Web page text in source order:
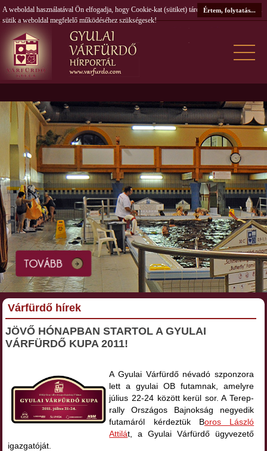
A weboldal használatával Ön elfogadja, hogy Cookie-kat (sütiket) tároljunk számítógépén. A
sütik a weboldal megfelelő működéséhez szükségesek!
Értem, folytatás...
Várfürdő hírek
JÖVŐ HÓNAPBAN STARTOL A GYULAI
VÁRFÜRDŐ KUPA 2011!
A Gyulai Várfürdő névadó szponzora
lett a gyulai OB futamnak, amelyre
július 22-24 között kerül sor. A Terep-
rally Országos Bajnokság negyedik
futamáról kérdeztük Boros László
Attilát, a Gyulai Várfürdő ügyvezető
igazgatóját.